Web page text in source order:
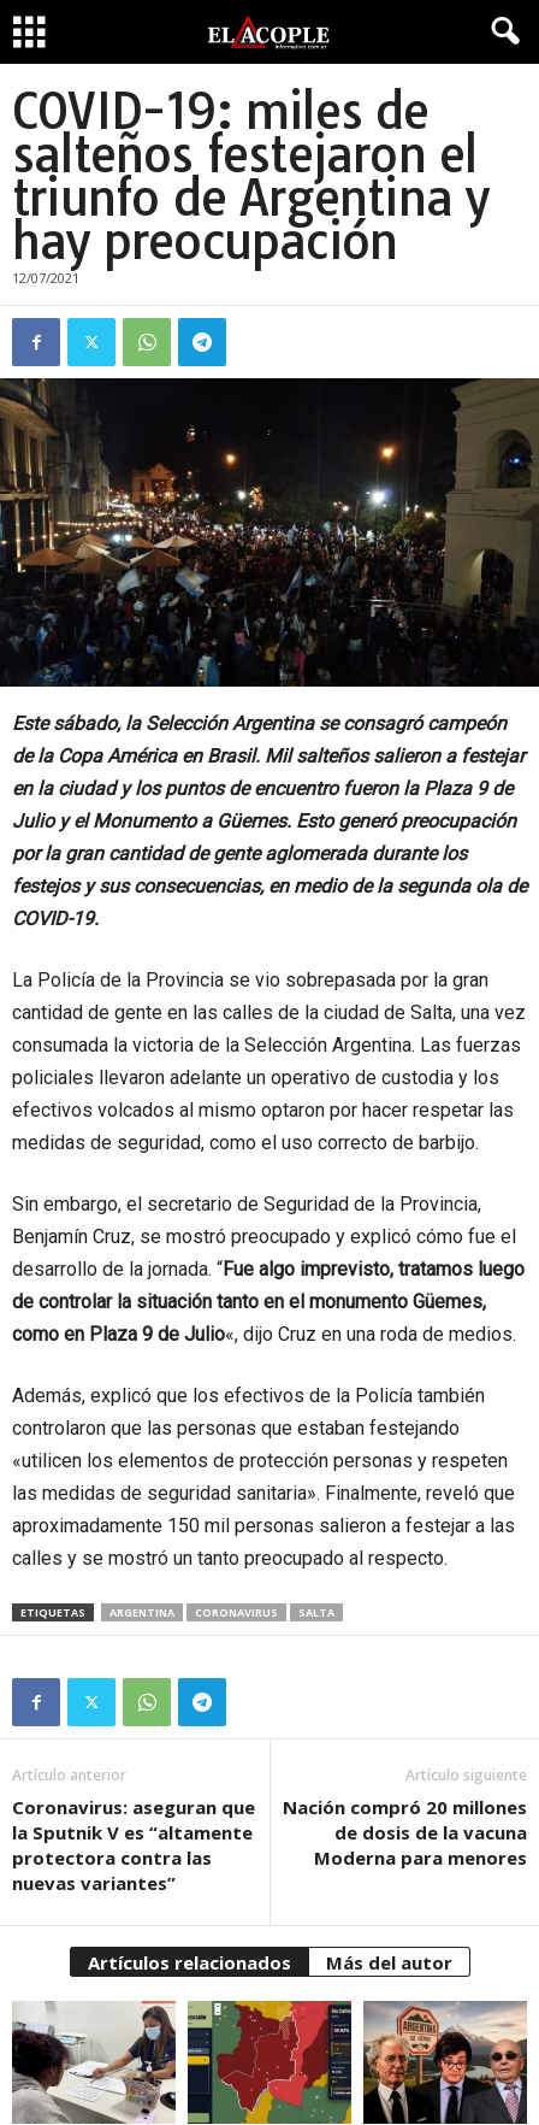
COVID-19: miles de
salteños festejaron el
triunfo de Argentina y
hay preocupación
12/07/2021
Este sábado, la Selección Argentina se consagró campeón
de la Copa América en Brasil. Mil salteños salieron a festejar
en la ciudad y los puntos de encuentro fueron la Plaza 9 de
Julio y el Monumento a Güemes. Esto generó preocupación
por la gran cantidad de gente aglomerada durante los
festejos y sus consecuencias, en medio de la segunda ola de
COVID-19.
La Policía de la Provincia se vio sobrepasada por la gran
cantidad de gente en las calles de la ciudad de Salta, una vez
consumada la victoria de la Selección Argentina. Las fuerzas
policiales llevaron adelante un operativo de custodia y los
efectivos volcados al mismo optaron por hacer respetar las
medidas de seguridad, como el uso correcto de barbijo.
Sin embargo, el secretario de Seguridad de la Provincia,
Benjamín Cruz, se mostró preocupado y explicó cómo fue el
desarrollo de la jornada. “Fue algo imprevisto, tratamos luego
de controlar la situación tanto en el monumento Güemes,
como en Plaza 9 de Julio«, dijo Cruz en una roda de medios.
Además, explicó que los efectivos de la Policía también
controlaron que las personas que estaban festejando
«utilicen los elementos de protección personas y respeten
las medidas de seguridad sanitaria». Finalmente, reveló que
aproximadamente 150 mil personas salieron a festejar a las
calles y se mostró un tanto preocupado al respecto.
ETIQUETAS ARGENTINA CORONAVIRUS SALTA
Artículo anterior
Coronavirus: aseguran que
la Sputnik V es “altamente
protectora contra las
nuevas variantes”
Artículo siguiente
Nación compró 20 millones
de dosis de la vacuna
Moderna para menores
Artículos relacionados Más del autor